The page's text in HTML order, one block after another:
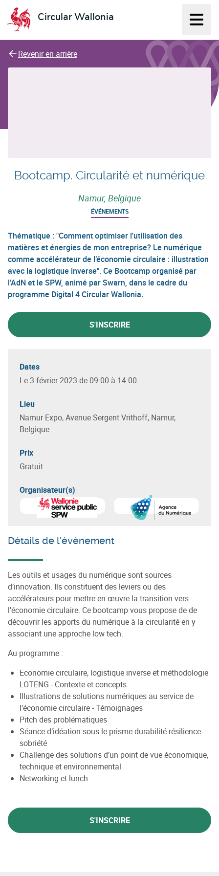
Circular Wallonia
L'économie circulaire
Revenir en arrière
Bootcamp. Circularité et numérique
Namur, Belgique
ÉVÉNEMENTS
Thématique : "Comment optimiser l'utilisation des
matières et énergies de mon entreprise? Le numérique
comme accélérateur de l’économie circulaire : illustration
avec la logistique inverse". Ce Bootcamp organisé par
l'AdN et le SPW, animé par Swarn, dans le cadre du
programme Digital 4 Circular Wallonia.
S'INSCRIRE
Dates
Le 3 février 2023 de 09:00 à 14:00
Lieu
Namur Expo, Avenue Sergent Vrithoff, Namur,
Belgique
Prix
Gratuit
Organisateur(s)
En savoir plus surAgence
Détails de l'événement
Les outils et usages du numérique sont sources
d’innovation. Ils constituent des leviers ou des
accélérateurs pour mettre en œuvre la transition vers
l’économie circulaire. Ce bootcamp vous propose de de
découvrir les apports du numérique à la circularité en y
associant une approche low tech.
Au programme :
Economie circulaire, logistique inverse et méthodologie
LOTENG - Contexte et concepts
Illustrations de solutions numériques au service de
l’économie circulaire - Témoignages
Pitch des problématiques
Séance d’idéation sous le prisme durabilité-résilience-
sobriété
Challenge des solutions d’un point de vue économique,
technique et environnemental
Networking et lunch.
S'INSCRIRE